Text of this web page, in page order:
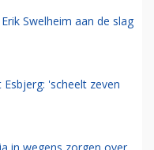
Swelheim aan de slag
'scheelt zeven